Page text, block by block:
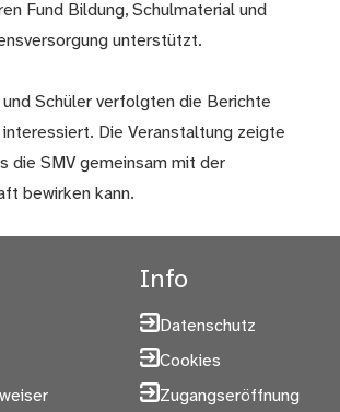
Fund Bildung, Schulmaterial und
unterstützt.
und Schüler verfolgten die Berichte
Die Veranstaltung zeigte
die SMV gemeinsam mit der
bewirken kann.
Info
Datenschutz
Cookies
Zugangseröffnung